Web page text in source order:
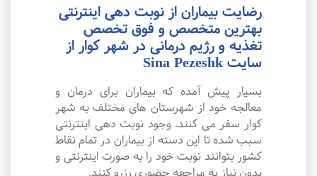
رضایت بیماران از نوبت دهی اینترنتی
بهترین متخصص و فوق تخصص
تغذیه و رژیم درمانی در شهر کوار از
سایت Sina Pezeshk
بسیار پیش آمده که بیماران برای درمان و
معالجه خود از شهرستان های مختلف به شهر
کوار سفر می کنند. وجود نوبت دهی اینترنتی
سبب شده تا این دسته از بیماران در تمام نقاط
کشور بتوانند نوبت خود را به صورت اینترنتی و
بدون نیاز به مراجعه حضوری رزرو کنند.